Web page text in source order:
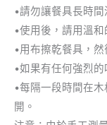
•請勿讓餐具長時
•使用後，請用溫
•用布擦乾餐具，然
•如果有任何強烈
•每隔一段時間在
開。